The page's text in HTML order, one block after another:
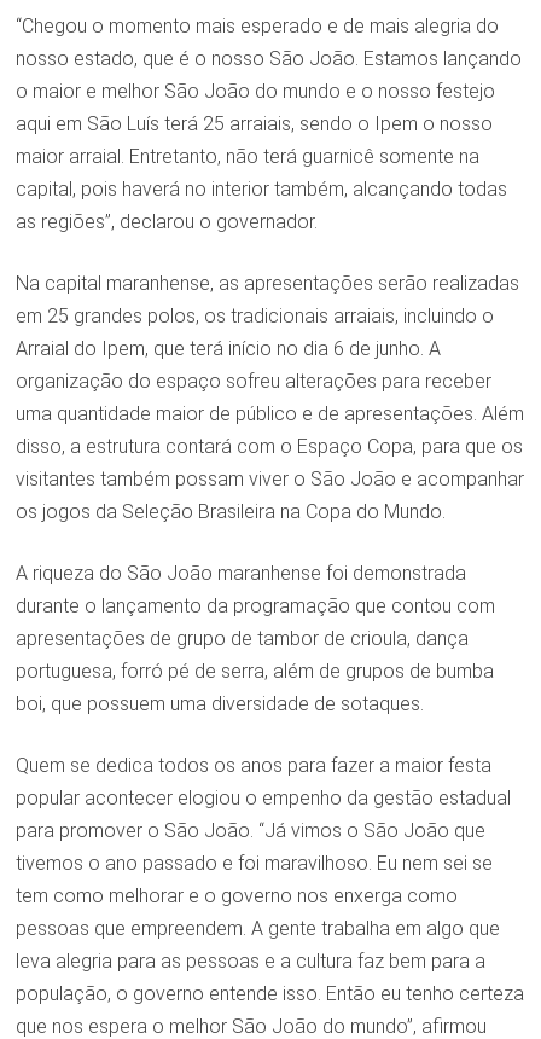
“Chegou o momento mais esperado e de mais alegria do
nosso estado, que é o nosso São João. Estamos lançando
o maior e melhor São João do mundo e o nosso festejo
aqui em São Luís terá 25 arraiais, sendo o Ipem o nosso
maior arraial. Entretanto, não terá guarnicê somente na
capital, pois haverá no interior também, alcançando todas
as regiões”, declarou o governador.
Na capital maranhense, as apresentações serão realizadas
em 25 grandes polos, os tradicionais arraiais, incluindo o
Arraial do Ipem, que terá início no dia 6 de junho. A
organização do espaço sofreu alterações para receber
uma quantidade maior de público e de apresentações. Além
disso, a estrutura contará com o Espaço Copa, para que os
visitantes também possam viver o São João e acompanhar
os jogos da Seleção Brasileira na Copa do Mundo.
A riqueza do São João maranhense foi demonstrada
durante o lançamento da programação que contou com
apresentações de grupo de tambor de crioula, dança
portuguesa, forró pé de serra, além de grupos de bumba
boi, que possuem uma diversidade de sotaques.
Quem se dedica todos os anos para fazer a maior festa
popular acontecer elogiou o empenho da gestão estadual
para promover o São João. “Já vimos o São João que
tivemos o ano passado e foi maravilhoso. Eu nem sei se
tem como melhorar e o governo nos enxerga como
pessoas que empreendem. A gente trabalha em algo que
leva alegria para as pessoas e a cultura faz bem para a
população, o governo entende isso. Então eu tenho certeza
que nos espera o melhor São João do mundo”, afirmou